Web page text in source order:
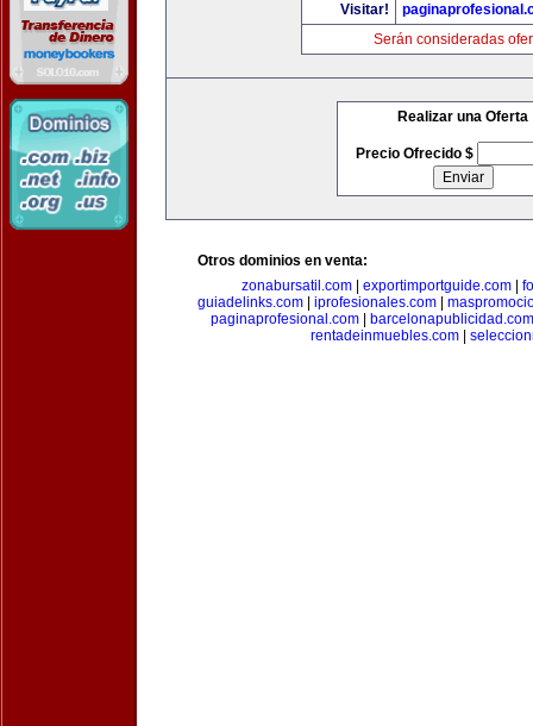
Visitar!
Serán consideradas
Realizar una Oferta
Precio Ofrecido $
Otros dominios en venta:
zonabursatil.com
exportimportguide.com
guiadelinks.com
iprofesionales.com
paginaprofesional.com|
barcelonapublicidad.com
rentadeinmuebles.com|